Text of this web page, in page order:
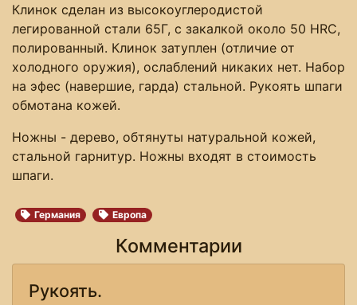
Клинок сделан из высокоуглеродистой
легированной стали 65Г, с закалкой около 50 HRC,
полированный. Клинок затуплен (отличие от
холодного оружия), ослаблений никаких нет. Набор
на эфес (навершие, гарда) стальной. Рукоять шпаги
обмотана кожей.
Ножны - дерево, обтянуты натуральной кожей,
стальной гарнитур. Ножны входят в стоимость
шпаги.
Германия Европа
Комментарии
Рукоять.